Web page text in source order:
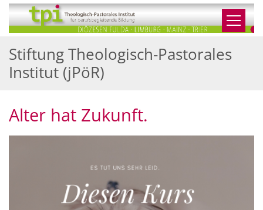
Zum Inhalt springen
Stiftung Theologisch-Pastorales
Institut (jPöR)
Alter hat Zukunft.